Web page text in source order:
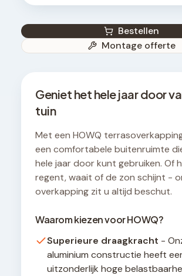
Bestellen
Montage offerte
Geniet het hele jaar door
tuin
Met een HOWQ
een comfortabele buitenruimte
hele jaar door kunt gebruiken. Of
regent, waait of de zon schijnt -
overkapping zit u altijd beschut.
Waarom kiezen voor HOWQ?
Superieure draagkracht -
aluminium constructie heeft
uitzonderlijk hoge